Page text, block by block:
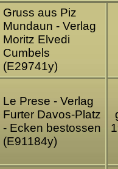
Gruss aus Piz
Mundaun - Verlag
Moritz Elvedi
Cumbels
(E29741y)
Le Prese - Verlag
Furter Davos-Platz
- Ecken bestossen
(E91184y)